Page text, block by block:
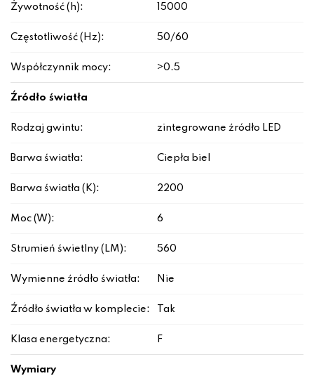
Żywotność (h): 15000
Częstotliwość (Hz): 50/60
Współczynnik mocy: >0.5
Źródło światła
Rodzaj gwintu: zintegrowane źródło LED
Barwa światła: Ciepła biel
Barwa światła (K): 2200
Moc (W): 6
Strumień świetlny (LM): 560
Wymienne źródło światła: Nie
Źródło światła w komplecie: Tak
Klasa energetyczna: F
Wymiary